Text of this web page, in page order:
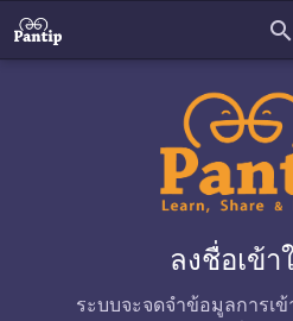
search
ลงชื่อเข้า
ระบบจะจดจำข้อมูลการเ